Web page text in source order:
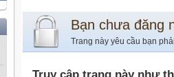
Bạn chưa đăng
Trang này yêu cầu bạn
Truy cập trang này như